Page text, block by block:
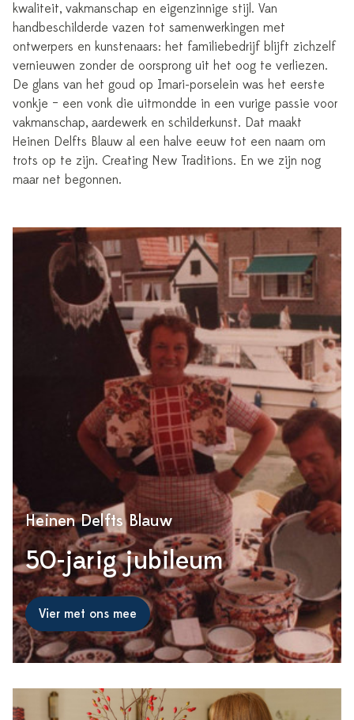
kwaliteit, vakmanschap en eigenzinnige stijl. Van
handbeschilderde vazen tot samenwerkingen met
ontwerpers en kunstenaars: het familiebedrijf blijft zichzelf
vernieuwen zonder de oorsprong uit het oog te verliezen.
De glans van het goud op Imari-porselein was het eerste
vonkje – een vonk die uitmondde in een vurige passie voor
vakmanschap, aardewerk en schilderkunst. Dat maakt
Heinen Delfts Blauw al een halve eeuw tot een naam om
trots op te zijn. Creating New Traditions. En we zijn nog
maar net begonnen.
Heinen Delfts Blauw
50-jarig jubileum
Vier met ons mee